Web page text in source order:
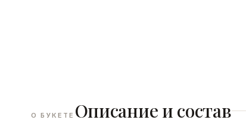
О БУКЕТЕ Описание и состав